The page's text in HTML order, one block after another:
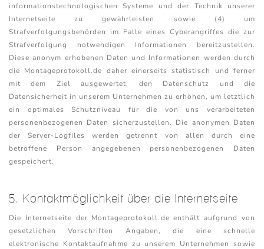
informationstechnologischen Systeme und der Technik unserer
Internetseite zu gewährleisten sowie (4) um
Strafverfolgungsbehörden im Falle eines Cyberangriffes die zur
Strafverfolgung notwendigen Informationen bereitzustellen.
Diese anonym erhobenen Daten und Informationen werden durch
die Montageprotokoll.de daher einerseits statistisch und ferner
mit dem Ziel ausgewertet, den Datenschutz und die
Datensicherheit in unserem Unternehmen zu erhöhen, um letztlich
ein optimales Schutzniveau für die von uns verarbeiteten
personenbezogenen Daten sicherzustellen. Die anonymen Daten
der Server-Logfiles werden getrennt von allen durch eine
betroffene Person angegebenen personenbezogenen Daten
gespeichert.
5. Kontaktmöglichkeit über die Internetseite
Die Internetseite der Montageprotokoll.de enthält aufgrund von
gesetzlichen Vorschriften Angaben, die eine schnelle
elektronische Kontaktaufnahme zu unserem Unternehmen sowie